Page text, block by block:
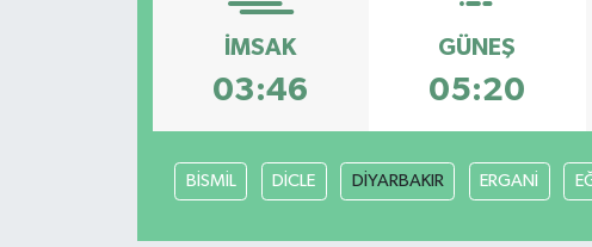
İMSAK
03:46
GÜNEŞ
05:20
BİSMİL DİCLE DİYARBAKIR ERGANİ